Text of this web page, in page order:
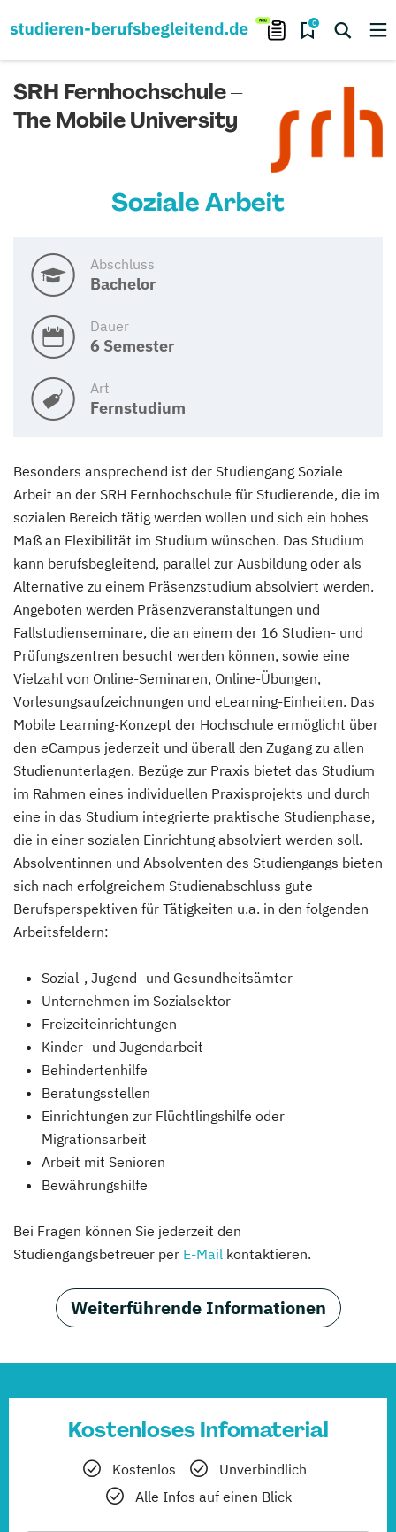
0
SRH Fernhochschule –
The Mobile University
Soziale Arbeit
Abschluss
Bachelor
Dauer
6 Semester
Art
Fernstudium
Besonders ansprechend ist der Studiengang Soziale
Arbeit an der SRH Fernhochschule für Studierende, die im
sozialen Bereich tätig werden wollen und sich ein hohes
Maß an Flexibilität im Studium wünschen. Das Studium
kann berufsbegleitend, parallel zur Ausbildung oder als
Alternative zu einem Präsenzstudium absolviert werden.
Angeboten werden Präsenzveranstaltungen und
Fallstudienseminare, die an einem der 16 Studien- und
Prüfungszentren besucht werden können, sowie eine
Vielzahl von Online-Seminaren, Online-Übungen,
Vorlesungsaufzeichnungen und eLearning-Einheiten. Das
Mobile Learning-Konzept der Hochschule ermöglicht über
den eCampus jederzeit und überall den Zugang zu allen
Studienunterlagen. Bezüge zur Praxis bietet das Studium
im Rahmen eines individuellen Praxisprojekts und durch
eine in das Studium integrierte praktische Studienphase,
die in einer sozialen Einrichtung absolviert werden soll.
Absolventinnen und Absolventen des Studiengangs bieten
sich nach erfolgreichem Studienabschluss gute
Berufsperspektiven für Tätigkeiten u.a. in den folgenden
Arbeitsfeldern:
Sozial-, Jugend- und Gesundheitsämter
Unternehmen im Sozialsektor
Freizeiteinrichtungen
Kinder- und Jugendarbeit
Behindertenhilfe
Beratungsstellen
Einrichtungen zur Flüchtlingshilfe oder
Migrationsarbeit
Arbeit mit Senioren
Bewährungshilfe
Bei Fragen können Sie jederzeit den
Studiengangsbetreuer per E-Mail kontaktieren.
Weiterführende Informationen
Kostenloses Infomaterial
Kostenlos
Unverbindlich
Alle Infos auf einen Blick